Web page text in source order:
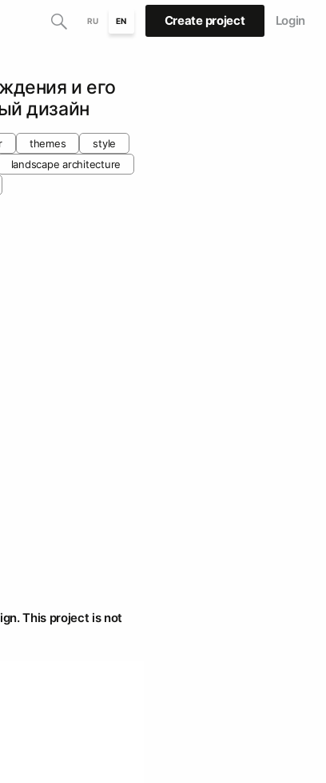
RU EN Create project Login
и его
дизайн
themes
style
landscape architecture
This project is not